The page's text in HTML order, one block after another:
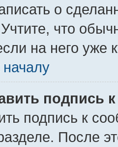
о
что
на него уже
началу
подпись
подпись к
После